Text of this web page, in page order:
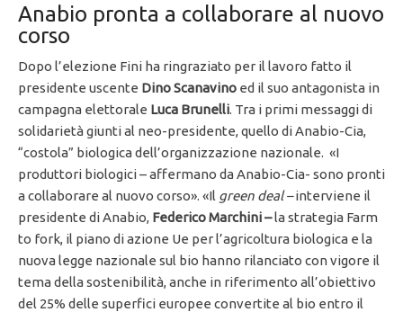
Anabio pronta a collaborare al nuovo
corso
Dopo l’elezione Fini ha ringraziato per il lavoro fatto il
presidente uscente Dino Scanavino ed il suo antagonista in
campagna elettorale Luca Brunelli. Tra i primi messaggi di
solidarietà giunti al neo-presidente, quello di Anabio-Cia,
“costola” biologica dell’organizzazione nazionale. «I
produttori biologici – affermano da Anabio-Cia- sono pronti
a collaborare al nuovo corso». «Il green deal –interviene il
presidente di Anabio, Federico Marchini –la strategia Farm
to fork, il piano di azione Ue per l’agricoltura biologica e la
nuova legge nazionale sul bio hanno rilanciato con vigore il
tema della sostenibilità, anche in riferimento all’obiettivo
del 25% delle superfici europee convertite al bio entro il